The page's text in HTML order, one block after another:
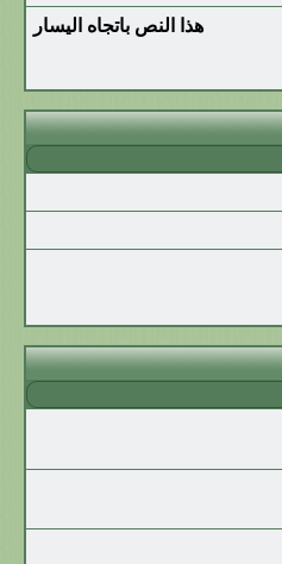
هذا النص باتجاه اليسار